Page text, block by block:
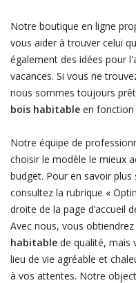
Notre boutique en ligne
vous aider à trouver celui
également des idées pour
vacances. Si vous ne
nous sommes toujours
bois habitableen fonction
Notre équipe de
choisir le modèle le mieux
budget. Pour en savoir
consultez la rubrique «
droite de la page d’accueil
Avec nous, vous
habitablede qualité, mais
lieu de vie agréable et
à vos attentes. Notre